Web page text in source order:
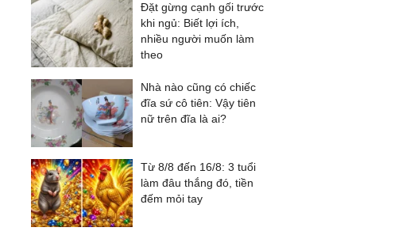
Đặt gừng cạnh gối trước
khi ngủ: Biết lợi ích,
nhiều người muốn làm
theo
Nhà nào cũng có chiếc
đĩa sứ cô tiên: Vậy tiên
nữ trên đĩa là ai?
Từ 8/8 đến 16/8: 3 tuổi
làm đâu thắng đó, tiền
đếm mỏi tay